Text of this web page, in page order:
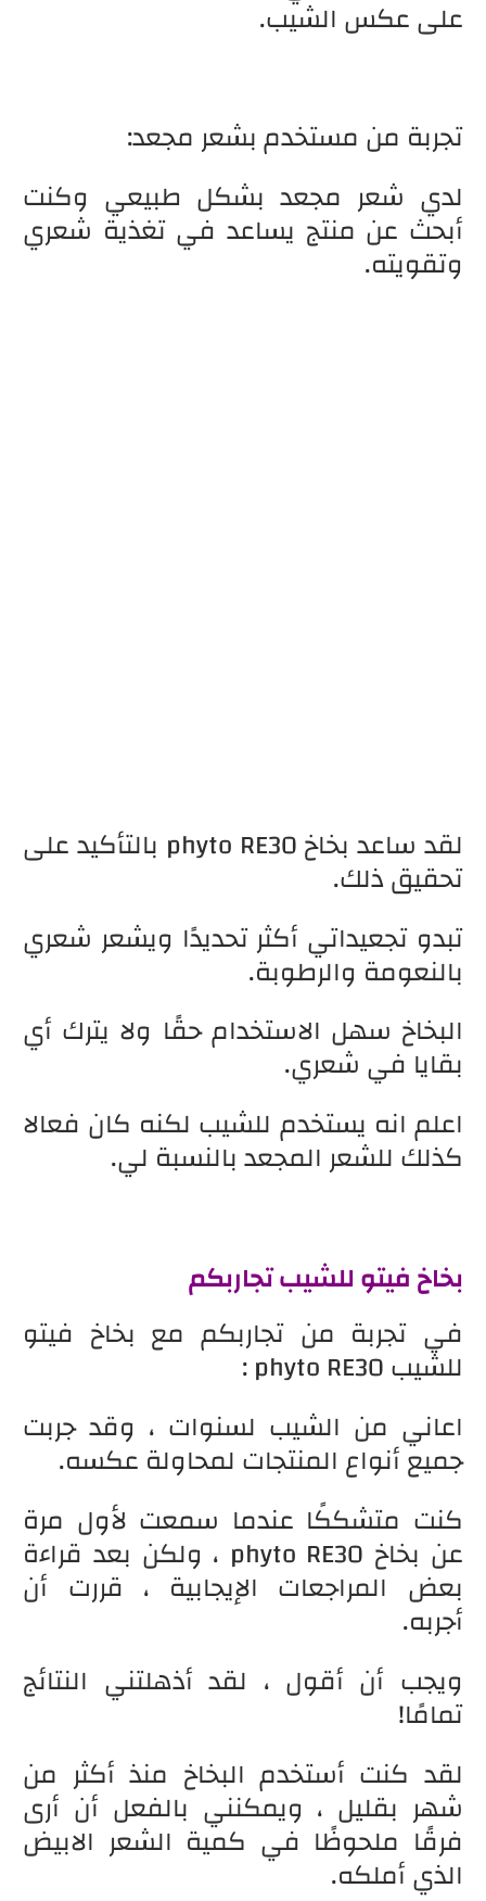
على عكس الشيب.
تجربة من مستخدم بشعر مجعد:
لدي شعر مجعد بشكل طبيعي وكنت
أبحث عن منتج يساعد في تغذية شعري
وتقويته.
لقد ساعد بخاخ phyto RE30 بالتأكيد على
تحقيق ذلك.
تبدو تجعيداتي أكثر تحديدًا ويشعر شعري
بالنعومة والرطوبة.
البخاخ سهل الاستخدام حقًا ولا يترك أي
بقايا في شعري.
اعلم انه يستخدم للشيب لكنه كان فعالا
كذلك للشعر المجعد بالنسبة لي.
بخاخ فيتو للشيب تجاربكم
في تجربة من تجاربكم مع بخاخ فيتو
للشيب phyto RE30 :
اعاني من الشيب لسنوات ، وقد جربت
جميع أنواع المنتجات لمحاولة عكسه.
كنت متشككًا عندما سمعت لأول مرة
عن بخاخ phyto RE30 ، ولكن بعد قراءة
بعض المراجعات الإيجابية ، قررت أن
أجربه.
ويجب أن أقول ، لقد أذهلتني النتائج
تمامًا!
لقد كنت أستخدم البخاخ منذ أكثر من
شهر بقليل ، ويمكنني بالفعل أن أرى
فرقًا ملحوظًا في كمية الشعر الابيض
الذي أملكه.